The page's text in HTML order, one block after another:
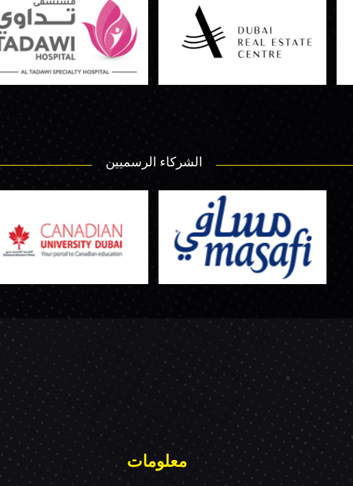
الشركاء الرسميين
معلومات